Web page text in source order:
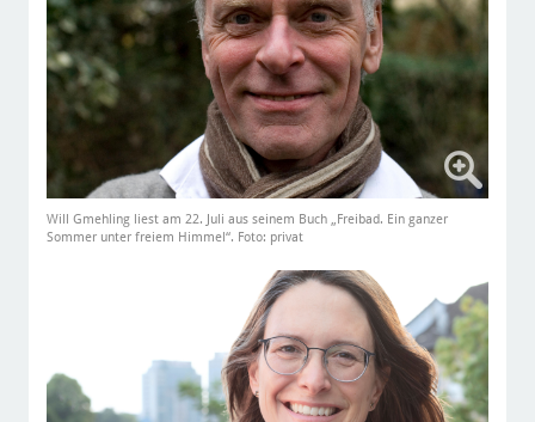
Will Gmehling liest am 22. Juli aus seinem Buch „Freibad. Ein ganzer
Sommer unter freiem Himmel“. Foto: privat